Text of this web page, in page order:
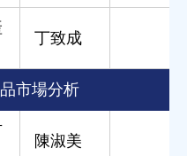
丁致成
市場分析
陳淑美